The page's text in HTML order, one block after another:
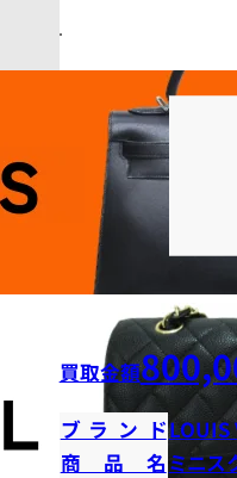
買取金額
ブランドLOUIS
商品名 ミニス